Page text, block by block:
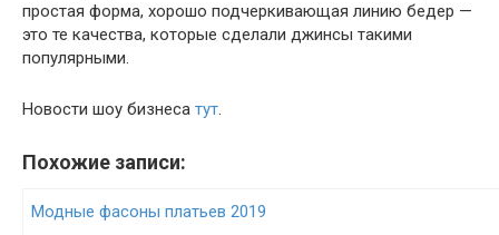
простая форма, хорошо подчеркивающая линию бедер —
это те качества, которые сделали джинсы такими
популярными.
Новости шоу бизнеса тут.
Похожие записи:
Модные фасоны платьев 2019